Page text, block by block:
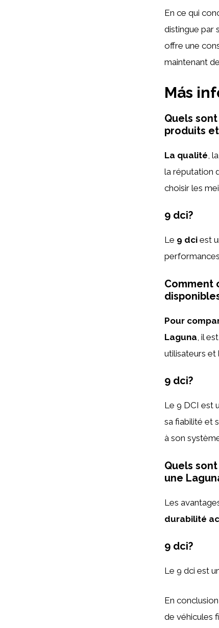
En ce qui
distingue par
offre une
maintenant
Más
Quels
produits
La qualité ,
la réputation
choisir les
9 dci?
Le 9 dci est
Comment
Pour
Laguna , il
utilisateurs et
9 dci?
Le 9 DCI est
sa fiabilité et
à son
Quels
une
Les
durabilité
9 dci?
Le 9 dci est
En
de véhicules